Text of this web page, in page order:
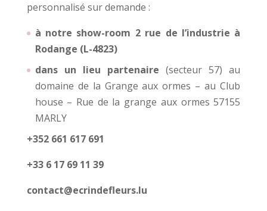
personnalisé sur demande :
à notre show-room 2 rue de l’industrie à
Rodange (L-4823)
dans un lieu partenaire (secteur 57) au
domaine de la Grange aux ormes – au Club
house – Rue de la grange aux ormes 57155
MARLY
+352 661 617 691
+33 6 17 69 11 39
contact@ecrindefleurs.lu